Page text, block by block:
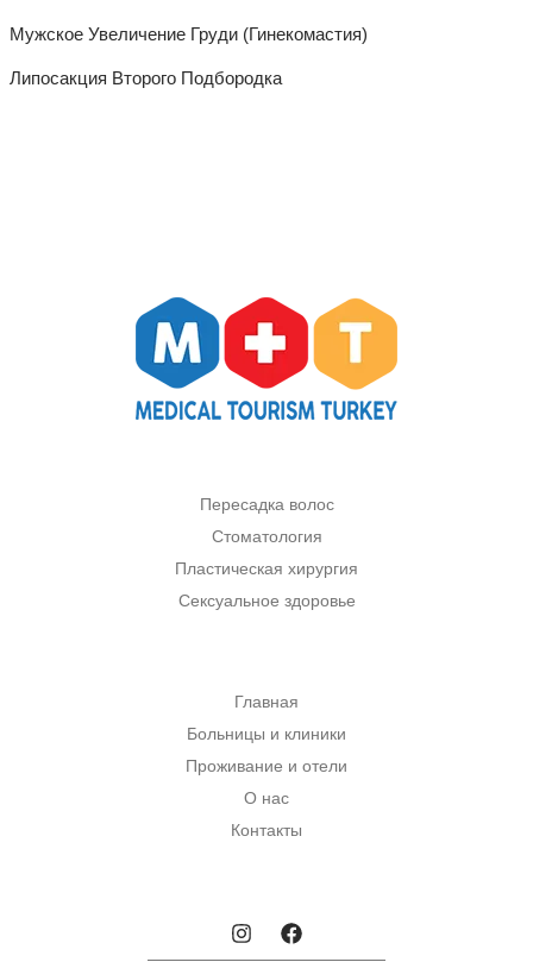
Мужское Увеличение Груди (Гинекомастия)
Липосакция Второго Подбородка
Пересадка волос
Стоматология
Пластическая хирургия
Сексуальное здоровье
Главная
Больницы и клиники
Проживание и отели
О нас
Контакты